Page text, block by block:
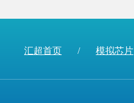
汇超首页 / 模拟芯片